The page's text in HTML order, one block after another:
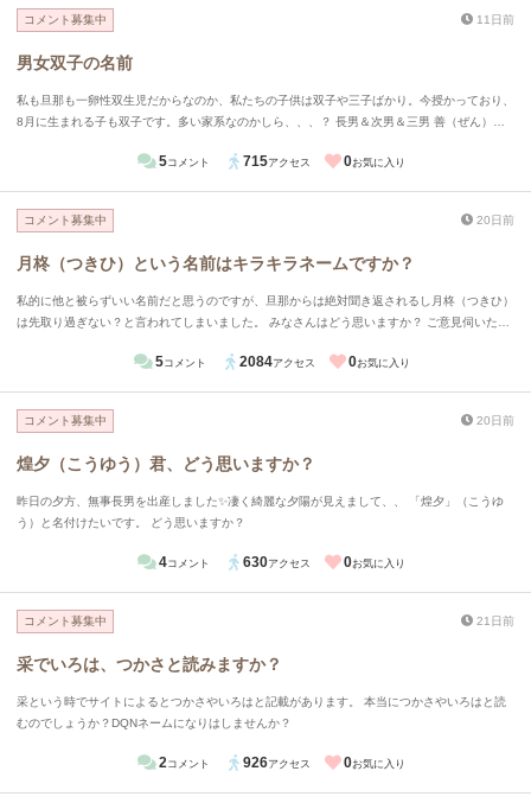
コメント募集中 11日前
男女双子の名前
私も旦那も一卵性双生児だからなのか、私たちの子供は双子や三子ばかり。今授かっており、
8月に生まれる子も双子です。多い家系なのかしら、、、？ 長男＆次男＆三男 善（ぜん）藍
が、何かいい候補はあるでしょうか。家で出ている候補としては、 絃（げん）くん＆琴（こ
5コメント 715アクセス 0お気に入り
コメント募集中 20日前
月柊（つきひ）という名前はキラキラネームですか？
私的に他と被らずいい名前だと思うのですが、旦那からは絶対聞き返されるし月柊（つきひ）
は先取り過ぎない？と言われてしまいました。 みなさんはどう思いますか？ ご意見伺いたい
5コメント 2084アクセス 0お気に入り
コメント募集中 20日前
煌夕（こうゆう）君、どう思いますか？
昨日の夕方、無事長男を出産しました✨凄く綺麗な夕陽が見えまして、、 「煌夕」（こうゆ
う）と名付けたいです。 どう思いますか？
4コメント 630アクセス 0お気に入り
コメント募集中 21日前
采でいろは、つかさと読みますか？
采という時でサイトによるとつかさやいろはと記載があります。 本当につかさやいろはと読
むのでしょうか？DQNネームになりはしませんか？
2 コメント 926アクセス 0お気に入り